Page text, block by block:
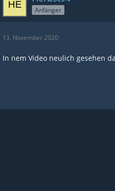
Anfänger
13. November 2020
In nem Video neulich gesehen